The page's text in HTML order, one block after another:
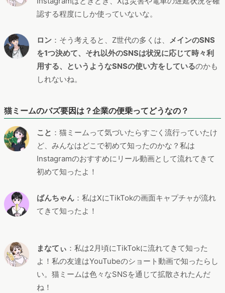
認する程度にしか使っていないな。
ロン ：そう考えると、Z世代の多くは、 メインのSNS
を1つ決めて、それ以外のSNSは状況に応じて時々利
用する、というようなSNSの使い方をしているのかも
しれないね。
猫ミームのバズ要因は？企業の便乗ってどうなの？
こと ：猫ミームって気づいたらすごく流行っていたけ
ど、みんなはどこで初めて知ったのかな？私は
Instagramのおすすめにリール動画として流れてきて
初めて知ったよ！
ばんちゃん ：私はXにTikTokの画面キャプチャが流れ
てきて知ったよ！
まなてぃ ：私は2月頃にTikTokに流れてきて知った
よ！私の友達はYouTubeのショート動画で知ったらし
い。猫ミームは色々なSNSを通じて拡散されたんだ
ね！